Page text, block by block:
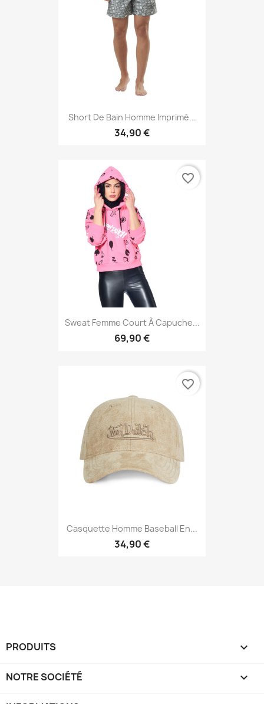
Short De Bain Homme Imprimé...
34,90 €
Sweat Femme Court À Capuche...
69,90 €
favorite_border
Casquette Homme Baseball En...
34,90 €
favorite_border
PRODUITS 
NOTRE SOCIÉTÉ 